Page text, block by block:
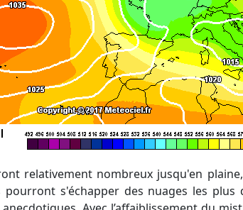
relativement nombreux jusqu'en
s'échapper des nuages les